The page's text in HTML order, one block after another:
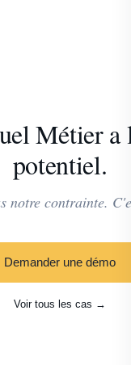
Métier a
potentiel.
notre contrainte.
Demander une démo
Voir tous les cas →